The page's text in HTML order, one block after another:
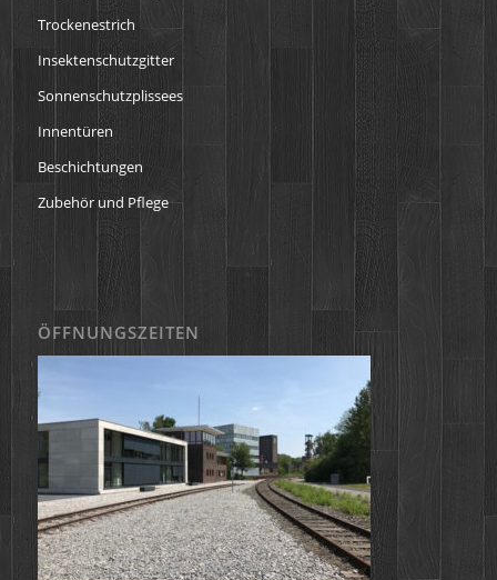
Trockenestrich
Insektenschutzgitter
Sonnenschutzplissees
Innentüren
Beschichtungen
Zubehör und Pflege
ÖFFNUNGSZEITEN